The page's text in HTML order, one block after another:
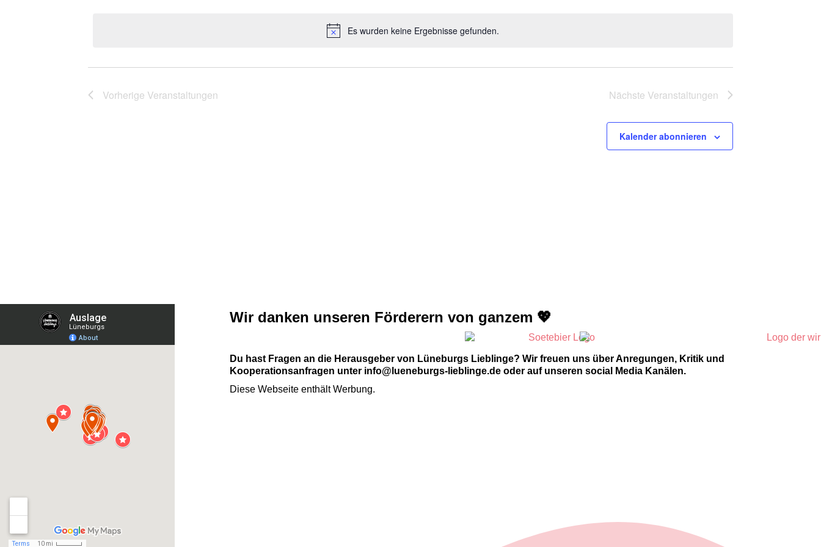
Hinweis
Es wurden keine Ergebnisse gefunden.
Vorherige Veranstaltungen Nächste Veranstaltungen
Kalender abonnieren
Wir danken unseren Förderern von ganzem 💖
Du hast Fragen an die Herausgeber von Lüneburgs Lieblinge? Wir freuen uns über Anregungen, Kritik und
Kooperationsanfragen unter info@lueneburgs-lieblinge.de oder auf unseren social Media Kanälen.
Diese Webseite enthält Werbung.